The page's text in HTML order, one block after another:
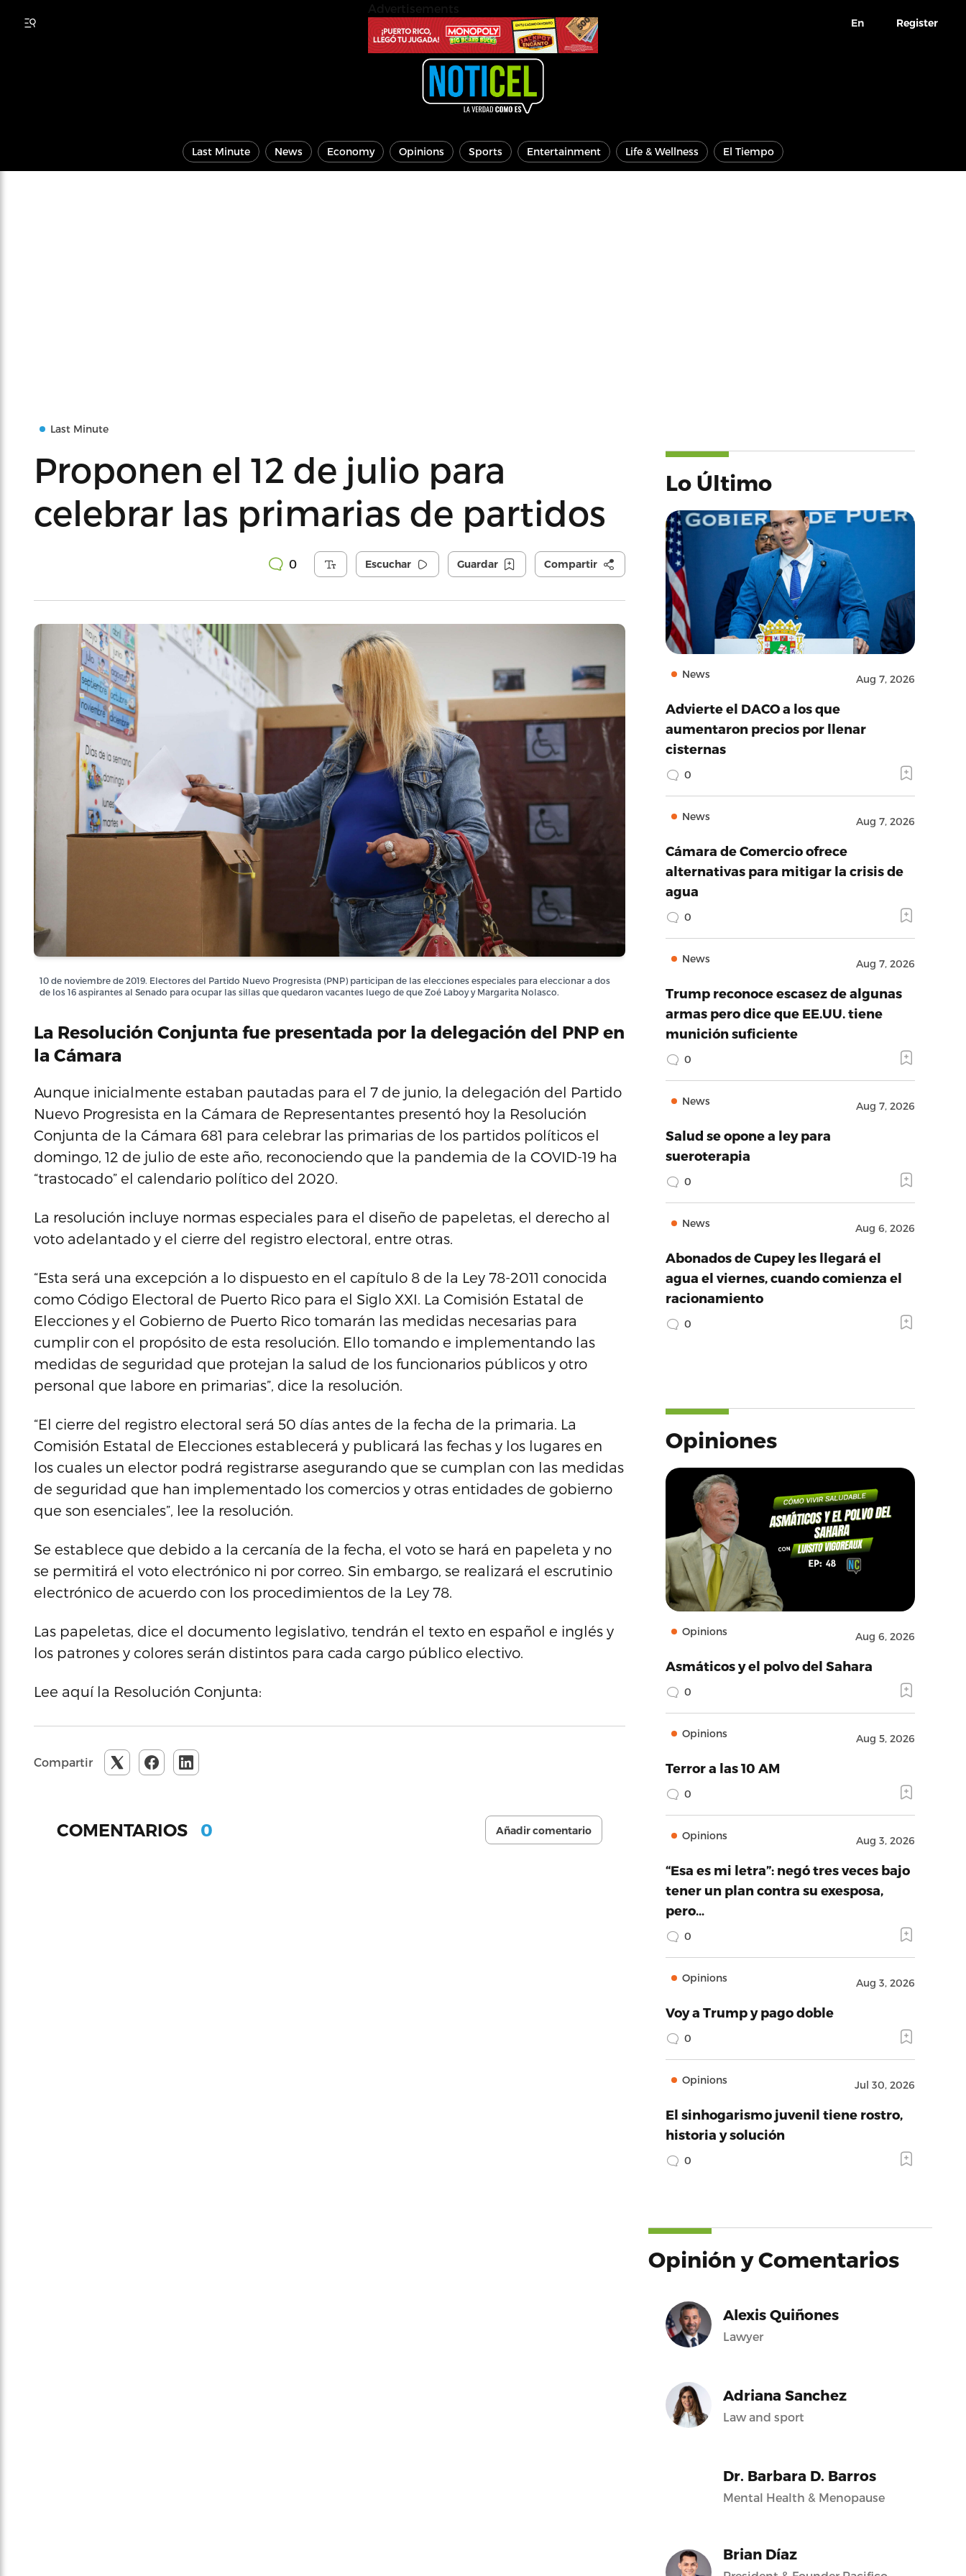
En Register
Last Minute News Economy Opinions Sports Entertainment Life & Wellness El Tiempo
Last Minute
Proponen el 12 de julio para
celebrar las primarias de partidos
0 Escuchar Guardar Compartir
10 de noviembre de 2019. Electores del Partido Nuevo Progresista (PNP) participan de las elecciones especiales para eleccionar a dos
de los 16 aspirantes al Senado para ocupar las sillas que quedaron vacantes luego de que Zoé Laboy y Margarita Nolasco.
La Resolución Conjunta fue presentada por la delegación del PNP en
la Cámara
Aunque inicialmente estaban pautadas para el 7 de junio, la delegación del Partido
Nuevo Progresista en la Cámara de Representantes presentó hoy la Resolución
Conjunta de la Cámara 681 para celebrar las primarias de los partidos políticos el
domingo, 12 de julio de este año, reconociendo que la pandemia de la COVID-19 ha
“trastocado” el calendario político del 2020.
La resolución incluye normas especiales para el diseño de papeletas, el derecho al
voto adelantado y el cierre del registro electoral, entre otras.
“Esta será una excepción a lo dispuesto en el capítulo 8 de la Ley 78-2011 conocida
como Código Electoral de Puerto Rico para el Siglo XXI. La Comisión Estatal de
Elecciones y el Gobierno de Puerto Rico tomarán las medidas necesarias para
cumplir con el propósito de esta resolución. Ello tomando e implementando las
medidas de seguridad que protejan la salud de los funcionarios públicos y otro
personal que labore en primarias”, dice la resolución.
“El cierre del registro electoral será 50 días antes de la fecha de la primaria. La
Comisión Estatal de Elecciones establecerá y publicará las fechas y los lugares en
los cuales un elector podrá registrarse asegurando que se cumplan con las medidas
de seguridad que han implementado los comercios y otras entidades de gobierno
que son esenciales”, lee la resolución.
Se establece que debido a la cercanía de la fecha, el voto se hará en papeleta y no
se permitirá el voto electrónico ni por correo. Sin embargo, se realizará el escrutinio
electrónico de acuerdo con los procedimientos de la Ley 78.
Las papeletas, dice el documento legislativo, tendrán el texto en español e inglés y
los patrones y colores serán distintos para cada cargo público electivo.
Lee aquí la Resolución Conjunta:
Compartir
COMENTARIOS 0 Añadir comentario
Lo Último
News Aug 7, 2026
Advierte el DACO a los que
aumentaron precios por llenar
cisternas
0
News Aug 7, 2026
Cámara de Comercio ofrece
alternativas para mitigar la crisis de
agua
0
News Aug 7, 2026
Trump reconoce escasez de algunas
armas pero dice que EE.UU. tiene
munición suficiente
0
News Aug 7, 2026
Salud se opone a ley para
sueroterapia
0
News Aug 6, 2026
Abonados de Cupey les llegará el
agua el viernes, cuando comienza el
racionamiento
0
Opiniones
Opinions Aug 6, 2026
Asmáticos y el polvo del Sahara
0
Opinions Aug 5, 2026
Terror a las 10 AM
0
Opinions Aug 3, 2026
“Esa es mi letra”: negó tres veces bajo
tener un plan contra su exesposa,
pero…
0
Opinions Aug 3, 2026
Voy a Trump y pago doble
0
Opinions Jul 30, 2026
El sinhogarismo juvenil tiene rostro,
historia y solución
0
Opinión y Comentarios
Alexis Quiñones
Lawyer
Adriana Sanchez
Law and sport
Dr. Barbara D. Barros
Mental Health & Menopause
Brian Díaz